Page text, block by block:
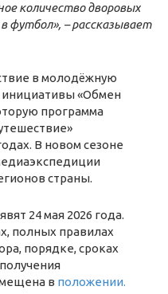
количество дворовых
футбол», – рассказывает
в молодёжную
инициативы «Обмен
программа
В новом сезоне
страны.
24 мая 2026 года.
полных правилах
порядке, сроках
в положении.